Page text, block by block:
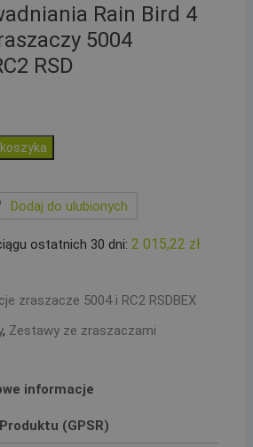
Rain Bird 4
5004
RSD
Dodaj do ulubionych
ostatnich 30 dni: 2 015,22 zł
zraszacze 5004 i RC2 RSDBEX
, Zestawy ze zraszaczami
informacje
(GPSR)